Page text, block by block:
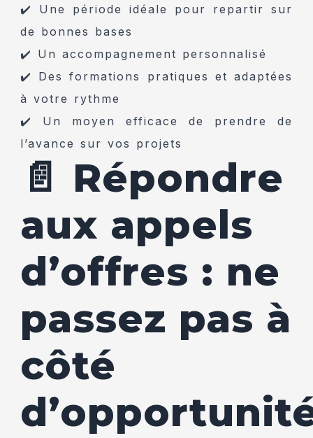
✔️ Une période idéale pour repartir sur
de bonnes bases
✔️ Un accompagnement personnalisé
✔️ Des formations pratiques et adaptées
à votre rythme
✔️ Un moyen efficace de prendre de
l’avance sur vos projets
📄 Répondre
aux appels
d’offres : ne
passez pas à
côté